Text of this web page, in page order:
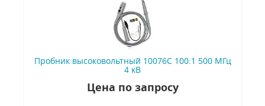
Пробник высоковольтный 10076C 100:1 500 МГц
4 кВ
Цена по запросу